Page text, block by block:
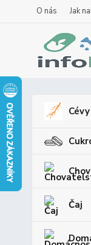
O nás Jak
Cévy
Čaj